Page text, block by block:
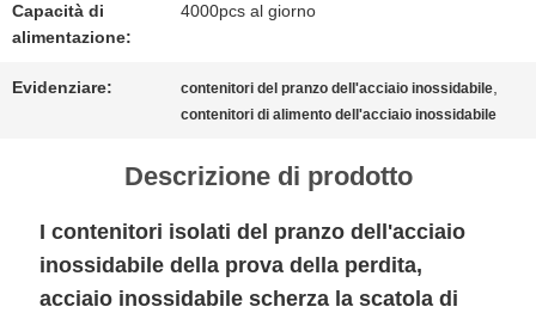
DEL
SITO
POLITICA
SULLA
PRIVACY
Capacità di
alimentazione:
4000pcs al giorno
Evidenziare: contenitori del pranzo dell'acciaio inossidabile
contenitori di alimento dell'acciaio inossidabile
Descrizione di prodotto
I contenitori isolati del pranzo dell'acciaio
inossidabile della prova della perdita,
acciaio inossidabile scherza la scatola di